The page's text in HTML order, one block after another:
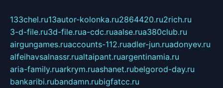
133chel.ru13autor-kolonka.ru2864420.ru2rich.ru
3-d-file.ru3d-file.rua-cdc.ruaalse.rua380club.ru
airgungames.ruaccounts-112.ruadler-jun.ruadonyev.ru
alfeihavsalnassr.rualtaipant.ruargentinamia.ru
aria-family.ruarkrym.ruashanet.rubelgorod-day.ru
bankaribi.rubandamn.rubigfatcc.ru